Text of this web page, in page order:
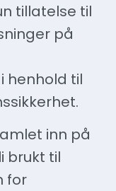
tillatelse til
på
henhold til
inn på
brukt til
for